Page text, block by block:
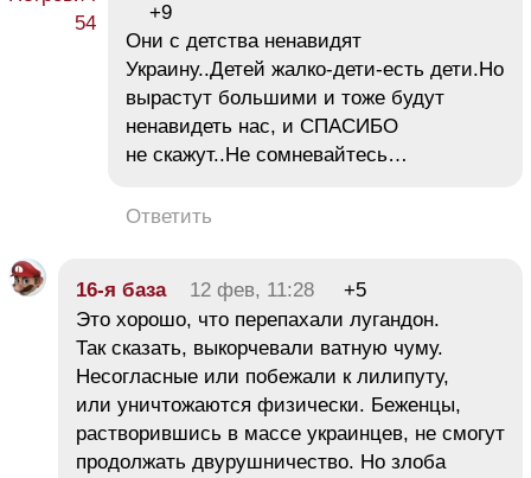
+9
Они с детства ненавидят
Украину..Детей жалко-дети-есть дети.Но
вырастут большими и тоже будут
ненавидеть нас, и СПАСИБО
не скажут..Не сомневайтесь…
Ответить
16-я база 12 фев, 11:28
+5
Это хорошо, что перепахали лугандон.
Так сказать, выкорчевали ватную чуму.
Несогласные или побежали к лилипуту,
или уничтожаются физически. Беженцы,
растворившись в массе украинцев, не смогут
продолжать двурушничество. Но злоба